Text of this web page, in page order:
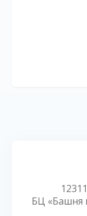
БЦ «Башня